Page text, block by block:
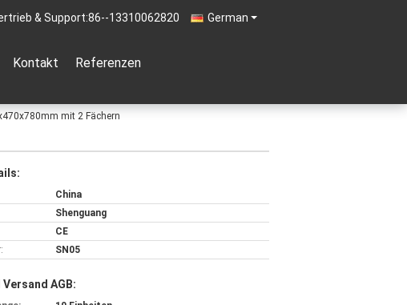
German
& Support:86--13310062820
Kontakt Referenzen
mit 2 Fächern
China
Shenguang
CE
SN05
AGB: